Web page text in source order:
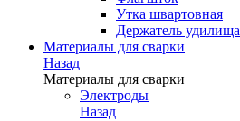
Утка швартовная
Держатель удилища
Материалы для сварки
Назад
Материалы для сварки
Электроды
Назад